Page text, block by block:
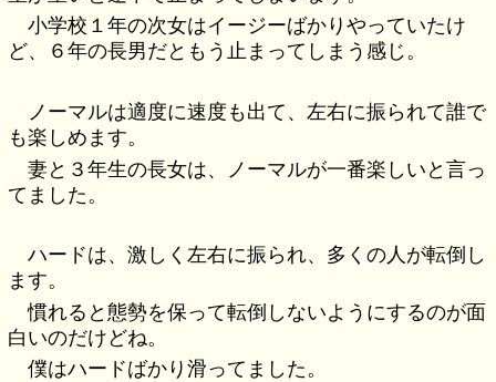
小学校１年の次女はイージーばかりやっていたけ
ど、６年の長男だともう止まってしまう感じ。
ノーマルは適度に速度も出て、左右に振られて誰で
も楽しめます。
妻と３年生の長女は、ノーマルが一番楽しいと言っ
てました。
ハードは、激しく左右に振られ、多くの人が転倒し
ます。
慣れると態勢を保って転倒しないようにするのが面
白いのだけどね。
僕はハードばかり滑ってました。